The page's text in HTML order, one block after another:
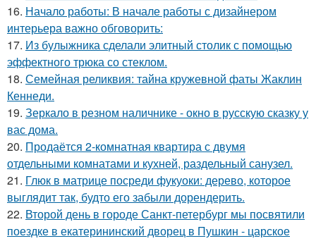
16. Начало работы: В начале работы с дизайнером
интерьера важно обговорить:
17. Из булыжника сделали элитный столик с помощью
эффектного трюка со стеклом.
18. Семейная реликвия: тайна кружевной фаты Жаклин
Кеннеди.
19. Зеркало в резном наличнике - окно в русскую сказку у
вас дома.
20. Продаётся 2-комнатная квартира с двумя
отдельными комнатами и кухней, раздельный санузел.
21. Глюк в матрице посреди фукуоки: дерево, которое
выглядит так, будто его забыли дорендерить.
22. Второй день в городе Санкт-петербург мы посвятили
поездке в екатерининский дворец в Пушкин - царское